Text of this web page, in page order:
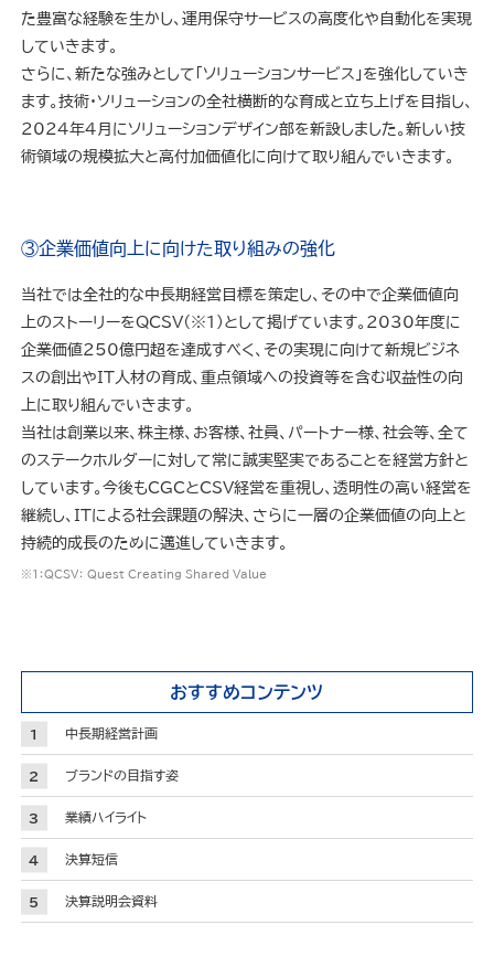
た豊富な経験を生かし、運用保守サービスの高度化や自動化を実現
していきます。
さらに、新たな強みとして「ソリューションサービス」を強化していき
ます。技術・ソリューションの全社横断的な育成と立ち上げを目指し、
2024年4月にソリューションデザイン部を新設しました。新しい技
術領域の規模拡大と高付加価値化に向けて取り組んでいきます。
③企業価値向上に向けた取り組みの強化
当社では全社的な中長期経営目標を策定し、その中で企業価値向
上のストーリーをQCSV（※１）として掲げています。2030年度に
企業価値250億円超を達成すべく、その実現に向けて新規ビジネ
スの創出やIT人材の育成、重点領域への投資等を含む収益性の向
上に取り組んでいきます。
当社は創業以来、株主様、お客様、社員、パートナー様、社会等、全て
のステークホルダーに対して常に誠実堅実であることを経営方針と
しています。今後もCGCとCSV経営を重視し、透明性の高い経営を
継続し、ITによる社会課題の解決、さらに一層の企業価値の向上と
持続的成長のために邁進していきます。
※１：QCSV： Quest Creating Shared Value
おすすめコンテンツ
中長期経営計画
ブランドの目指す姿
業績ハイライト
決算短信
決算説明会資料